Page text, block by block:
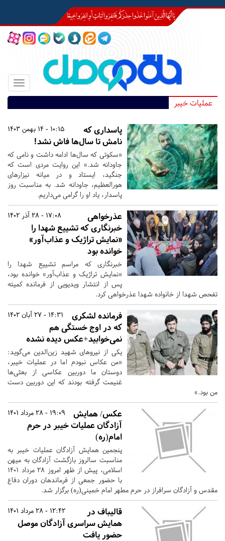
Toggle
عملیات خیبر
10:15 - 14 بهمن 1403
پاسداری که
نامش تا سال‌ها فاش نشد!
«سکوتی که سال‌ها ادامه داشت و نامی که
جاودانه شد.» این روایت مردی است که
جنگید، ایستاد و در میانه نیزارهای
هورالعظیم، جاودانه شد. به مناسبت روز
پاسدار، یاد او را گرامی می‌داریم.
17:08 - 28 آذر 1402
عذرخواهی
خبرنگاری که تشییع شهدا را
«نمایش تراژیک و عذاب‌آور»
خوانده بود
خبرنگاری که مراسم تشییع شهدا را
«نمایش تراژیک و عذاب‌آور» خوانده بود،
پس از انتشار ویدیویی از فرمانده کمیته
تفحص شهدا از خانواده شهدا عذرخواهی کرد.
14:31 - 27 آبان 1402
فرمانده‌ لشکری
که در اوج خستگی هم
نمی‌خوابید+عکس دیده نشده
یکی از نیروهای شهید زین‌الدین می‌گوید:
«من عکاس نبودم اما در عملیات خیبر،
دوستان ما دوربین عکاسی از بعثی‌ها
غنیمت گرفته بودند که این دوربین دست
من بود.»
19:09 - 28 مرداد 1401
عکس/ همایش
آزادگان عملیات خیبر در حرم
امام(ره)
پنجمین همایش آزادگان عملیات خیبر به
مناسبت سالروز بازگشت آزادگان به میهن
اسلامی، پیش از ظهر امروز 28 مرداد 1401
با حضور جمعی از فرماندهان دوران دفاع
مقدس و آزادگان سرافراز در حرم مطهر امام خمینی(ره) برگزار شد.
12:42 - 28 مرداد 1401
قالیباف در
همایش سراسری آزادگان موصل
حضور یافت